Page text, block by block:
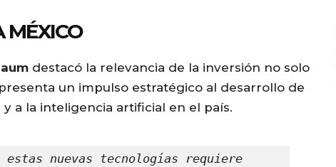
MÉXICO
destacó la relevancia de la inversión no solo
un impulso estratégico al desarrollo de
a la inteligencia artificial en el país.
nuevas tecnologías requiere